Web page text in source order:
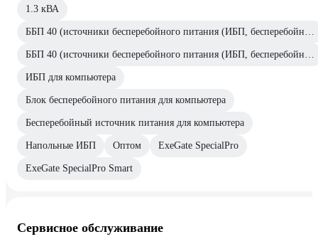
1.3 кВА
ИБП для компьютера
Блок бесперебойного питания для компьютера
Бесперебойный источник питания для компьютера
Напольные ИБП Оптом ExeGate SpecialPro
ExeGate SpecialPro Smart
Сервисное обслуживание